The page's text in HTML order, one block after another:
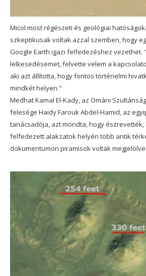
Micol most régészeti és geológiai
szkeptikusak voltak azzal szemben, hogy
Google Earth igazi felfedezéshez vezethet.
lelkesedésemet, felvette velem a
aki azt állította, hogy fontos történelmi
mindkét helyen."
Medhat Kamal El-Kady, az Ománi
felesége Haidy Farouk Abdel-Hamid, az
tanácsadója, azt mondta, hogy észrevették,
felfedezett alakzatok helyén több antik
dokumentumon piramisok voltak megjelölve.